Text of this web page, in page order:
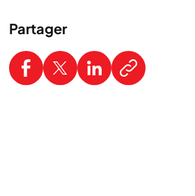
Partager